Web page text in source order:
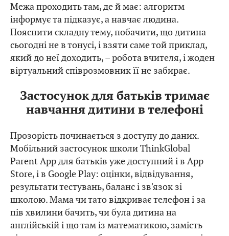
Межа проходить там, де й має: алгоритм
інформує та підказує, а навчає людина.
Пояснити складну тему, побачити, що дитина
сьогодні не в тонусі, і взяти саме той приклад,
який до неї доходить, – робота вчителя, і жоден
віртуальний співрозмовник її не забирає.
Застосунок для батьків тримає
навчання дитини в телефоні
Прозорість починається з доступу до даних.
Мобільний застосунок школи ThinkGlobal
Parent App для батьків уже доступний і в App
Store, і в Google Play: оцінки, відвідування,
результати тестувань, баланс і зв'язок зі
школою. Мама чи тато відкриває телефон і за
пів хвилини бачить, чи була дитина на
англійській і що там із математикою, замість